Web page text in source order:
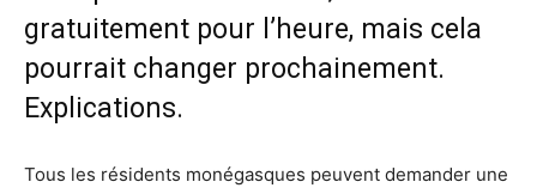
gratuitement pour l’heure, mais cela
pourrait changer prochainement.
Explications.
Tous les résidents monégasques peuvent demander une